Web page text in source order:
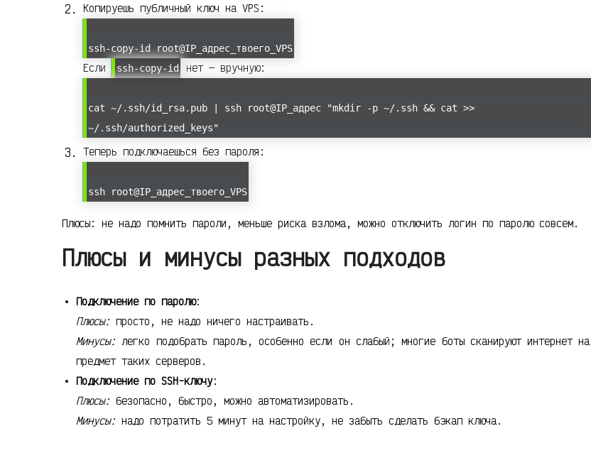
Копируешь публичный ключ на VPS:
ssh-copy-id root@IP_адрес_твоего_VPS
Если ssh-copy-id нет — вручную:
cat ~/.ssh/id_rsa.pub | ssh root@IP_адрес "mkdir -p ~/.ssh && cat >>
~/.ssh/authorized_keys"
Теперь подключаешься без пароля:
ssh root@IP_адрес_твоего_VPS
Плюсы: не надо помнить пароли, меньше риска взлома, можно отключить логин по паролю совсем.
Плюсы и минусы разных подходов
Подключение по паролю:
Плюсы: просто, не надо ничего настраивать.
Минусы: легко подобрать пароль, особенно если он слабый; многие боты сканируют интернет на
предмет таких серверов.
Подключение по SSH-ключу:
Плюсы: безопасно, быстро, можно автоматизировать.
Минусы: надо потратить 5 минут на настройку, не забыть сделать бэкап ключа.